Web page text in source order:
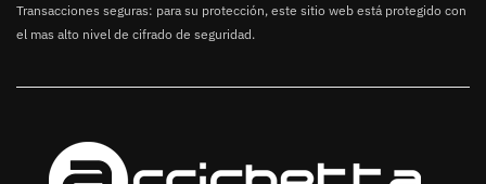
Transacciones seguras: para su protección, este sitio web está protegido con
el mas alto nivel de cifrado de seguridad.